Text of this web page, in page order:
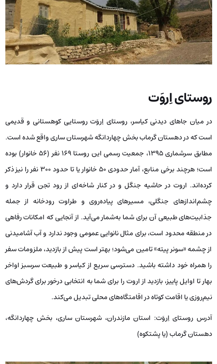
روستای اِروَت
در میان جاهای دیدنی کیاسر، روستای اِروَت روستایی کوهستانی و قدیمی
است که در دهستان گرماب بخش چهاردانگه شهرستان ساری واقع شده است.
مطابق سرشماری ۱۳۹۵، جمعیت رسمی این روستا ۱۶۹ نفر (۵۶ خانوار) بوده
است؛ هرچند برخی منابع، آمار حدودی ۵۰ خانوار یا تا حدود ۳۰۰ نفر را نیز ذکر
کرده‌اند. اروت در حاشیه جنگل و در کنار شاخه‌ای از رود تجن قرار دارد و
چشم‌اندازهای جنگلی، مسیرهای پیاده‌روی و طراوت رودخانه از جمله
جذابیت‌های طبیعی آن برای شما به‌شمار می‌آید. از آنجایی که امکانات رفاهی
در منطقه محدود است، برای مثال نانوایی عمومی وجود ندارد و آب آشامیدنی
از چشمه «سونر پیته» تامین می‌شود؛ بهتر است پیش از بازدید، ملزومات سفر
را همراه خود داشته باشید. دسترسی سریع از کیاسر و طبیعت سرسبز اواخر
بهار تا اوایل پاییز، بازدید از اروت را برای شما به انتخابی درخور برای گردش‌های
نیم‌روزی یا اقامت کوتاه در اقامتگاه‌های محلی تبدیل می‌کند.
آدرس روستای اِروَت: استان مازندران، شهرستان ساری، بخش چهاردانگه،
دهستان گرماب (یا پشتکوه)